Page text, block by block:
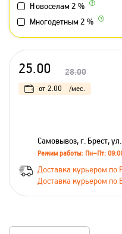
Новоселам 2 %
Многодетным 2 %
25.00 28.00
от 2.00 /мес.
Самовывоз, г. Брест,
Режим работы: Пн–Пт:
Доставка курьером по
Доставка курьером по